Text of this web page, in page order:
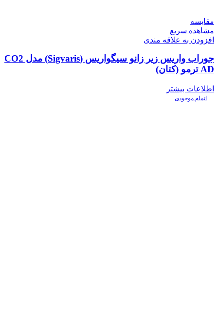
مقایسه
مشاهده سریع
افزودن به علاقه مندی
جوراب واریس زیر زانو سیگواریس (Sigvaris) مدل CO2
AD ترمو (کتان)
اطلاعات بیشتر
اتمام موجودی